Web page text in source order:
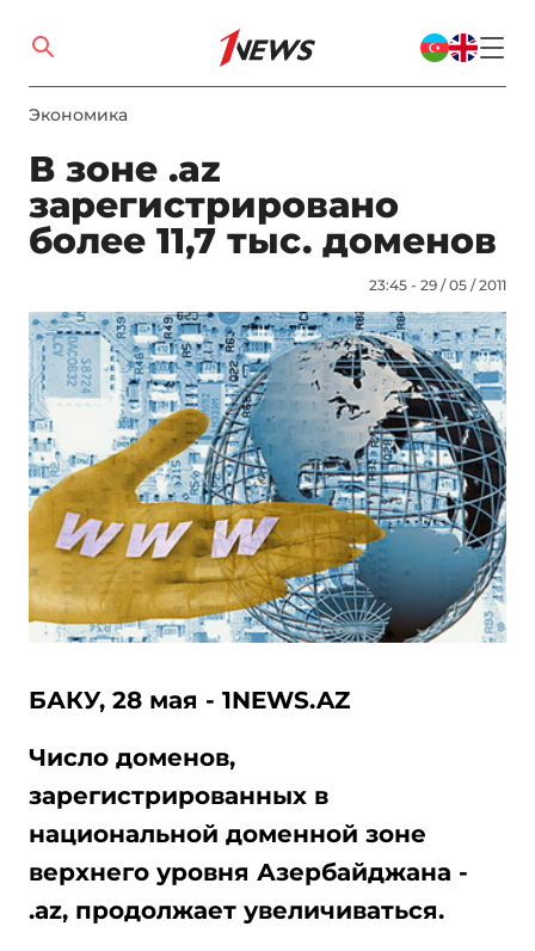
Экономика
В зоне .az
зарегистрировано
более 11,7 тыс. доменов
23:45 - 29 / 05 / 2011
БАКУ, 28 мая - 1NEWS.AZ
Число доменов,
зарегистрированных в
национальной доменной зоне
верхнего уровня Азербайджана -
.az, продолжает увеличиваться.